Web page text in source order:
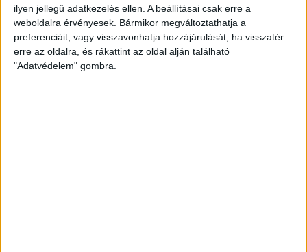
ilyen jellegű adatkezelés ellen. A beállításai csak erre a
weboldalra érvényesek. Bármikor megváltoztathatja a
preferenciáit, vagy visszavonhatja hozzájárulását, ha visszatér
erre az oldalra, és rákattint az oldal alján található
"Adatvédelem" gombra.
HOZZÁSZÓLÁS KÜLDÉSE